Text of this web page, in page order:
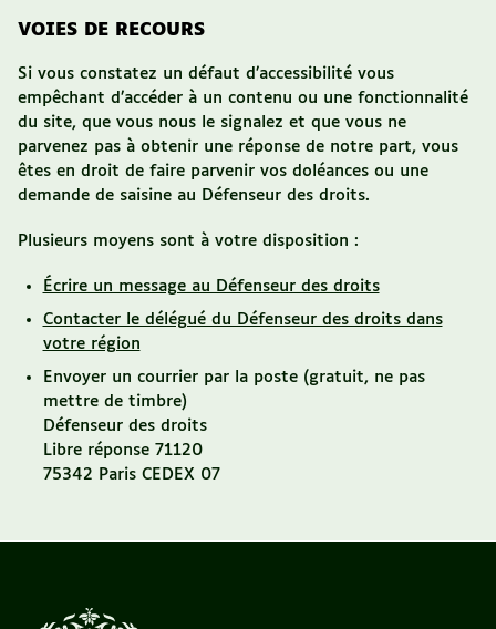
VOIES DE RECOURS
Si vous constatez un défaut d’accessibilité vous
empêchant d’accéder à un contenu ou une fonctionnalité
du site, que vous nous le signalez et que vous ne
parvenez pas à obtenir une réponse de notre part, vous
êtes en droit de faire parvenir vos doléances ou une
demande de saisine au Défenseur des droits.
Plusieurs moyens sont à votre disposition :
Écrire un message au Défenseur des droits
Contacter le délégué du Défenseur des droits dans
votre région
Envoyer un courrier par la poste (gratuit, ne pas
mettre de timbre)
Défenseur des droits
Libre réponse 71120
75342 Paris CEDEX 07